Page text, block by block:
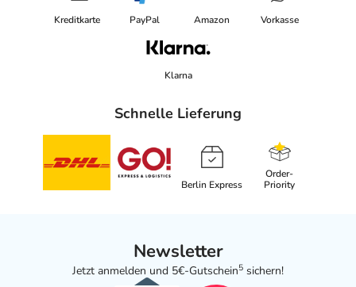
Kreditkarte PayPal Amazon Vorkasse
Klarna
Schnelle Lieferung
Berlin Express
Order-
Priority
Newsletter
Jetzt anmelden und 5€-Gutschein5 sichern!